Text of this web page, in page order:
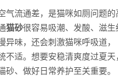
气流通差，是猫咪如厕问题的
猫砂很容易吸潮、发酸、滋生
异味，还会刺激猫咪呼吸道，
不适。想要安稳清爽度过夏天，
砂、做好日常养护至关重要。